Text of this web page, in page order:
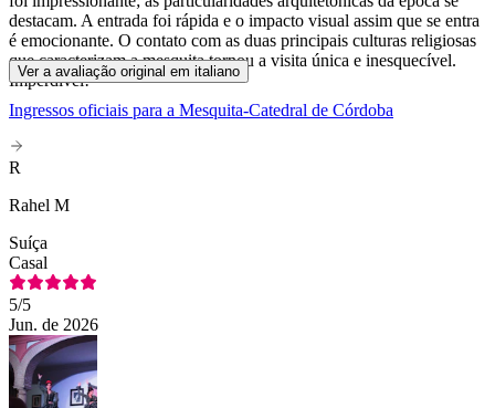
destacam. A entrada foi rápida e o impacto visual assim que se entra
é emocionante. O contato com as duas principais culturas religiosas
que caracterizam a mesquita tornou a visita única e inesquecível.
Imperdível!
Ver a avaliação original em italiano
Ingressos oficiais para a Mesquita-Catedral de Córdoba
R
Rahel M
Suíça
Casal
5/5
Jun. de 2026